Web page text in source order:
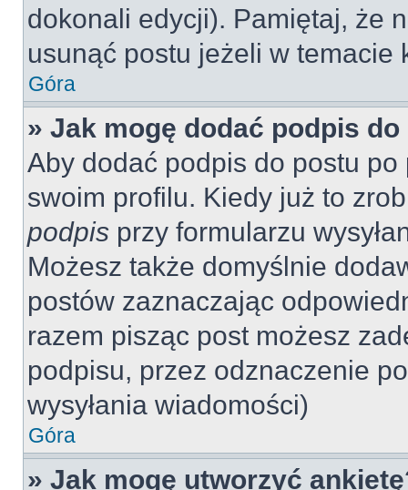
dokonali edycji). Pamiętaj, że
usunąć postu jeżeli w temacie
Góra
» Jak mogę dodać podpis
Aby dodać podpis do postu
swoim profilu. Kiedy już to
podpis przy formularzu
Możesz także domyślnie
postów zaznaczając
razem pisząc post możesz
podpisu, przez odznaczenie
wysyłania wiadomości)
Góra
» Jak mogę utworzyć